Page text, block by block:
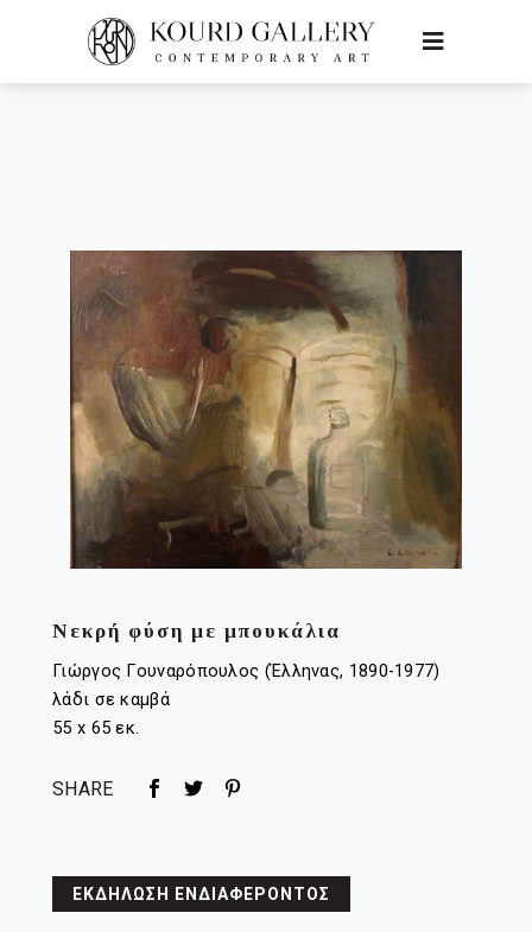
Νεκρή φύση με μπουκάλια
Γιώργος Γουναρόπουλος (Έλληνας, 1890-1977)
λάδι σε καμβά
55 x 65 εκ.
SHARE
ΕΚΔΗΛΩΣΗ ΕΝΔΙΑΦΕΡΟΝΤΟΣ